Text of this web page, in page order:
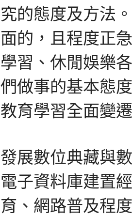
究的態度及方法
面的，且程度正
學習、休閒娛樂
們做事的基本態
教育學習全面變
發展數位典藏與
電子資料庫建置
育、網路普及程